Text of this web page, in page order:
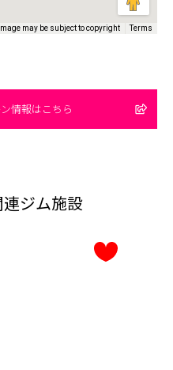
Image may be subject to copyright Terms
情報はこちら
ジム施設